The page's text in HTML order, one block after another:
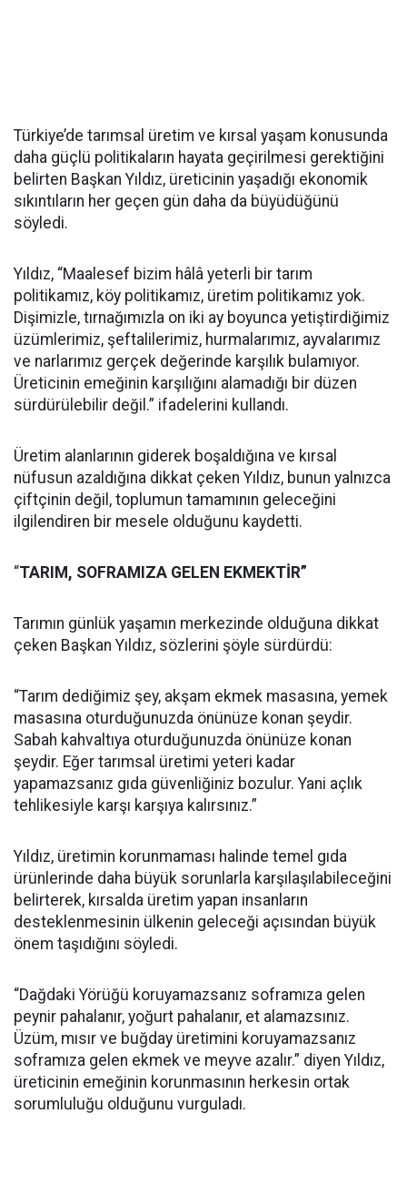
Türkiye’de tarımsal üretim ve kırsal yaşam konusunda
daha güçlü politikaların hayata geçirilmesi gerektiğini
belirten Başkan Yıldız, üreticinin yaşadığı ekonomik
sıkıntıların her geçen gün daha da büyüdüğünü
söyledi.
Yıldız, “Maalesef bizim hâlâ yeterli bir tarım
politikamız, köy politikamız, üretim politikamız yok.
Dişimizle, tırnağımızla on iki ay boyunca yetiştirdiğimiz
üzümlerimiz, şeftalilerimiz, hurmalarımız, ayvalarımız
ve narlarımız gerçek değerinde karşılık bulamıyor.
Üreticinin emeğinin karşılığını alamadığı bir düzen
sürdürülebilir değil.” ifadelerini kullandı.
Üretim alanlarının giderek boşaldığına ve kırsal
nüfusun azaldığına dikkat çeken Yıldız, bunun yalnızca
çiftçinin değil, toplumun tamamının geleceğini
ilgilendiren bir mesele olduğunu kaydetti.
“TARIM, SOFRAMIZA GELEN EKMEKTİR”
Tarımın günlük yaşamın merkezinde olduğuna dikkat
çeken Başkan Yıldız, sözlerini şöyle sürdürdü:
“Tarım dediğimiz şey, akşam ekmek masasına, yemek
masasına oturduğunuzda önünüze konan şeydir.
Sabah kahvaltıya oturduğunuzda önünüze konan
şeydir. Eğer tarımsal üretimi yeteri kadar
yapamazsanız gıda güvenliğiniz bozulur. Yani açlık
tehlikesiyle karşı karşıya kalırsınız.”
Yıldız, üretimin korunmaması halinde temel gıda
ürünlerinde daha büyük sorunlarla karşılaşılabileceğini
belirterek, kırsalda üretim yapan insanların
desteklenmesinin ülkenin geleceği açısından büyük
önem taşıdığını söyledi.
“Dağdaki Yörüğü koruyamazsanız soframıza gelen
peynir pahalanır, yoğurt pahalanır, et alamazsınız.
Üzüm, mısır ve buğday üretimini koruyamazsanız
soframıza gelen ekmek ve meyve azalır.” diyen Yıldız,
üreticinin emeğinin korunmasının herkesin ortak
sorumluluğu olduğunu vurguladı.